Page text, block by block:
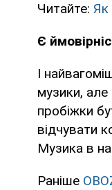
Читайте: Як
Є
І
музики, але
пробіжки
відчувати
Музика в
Раніше